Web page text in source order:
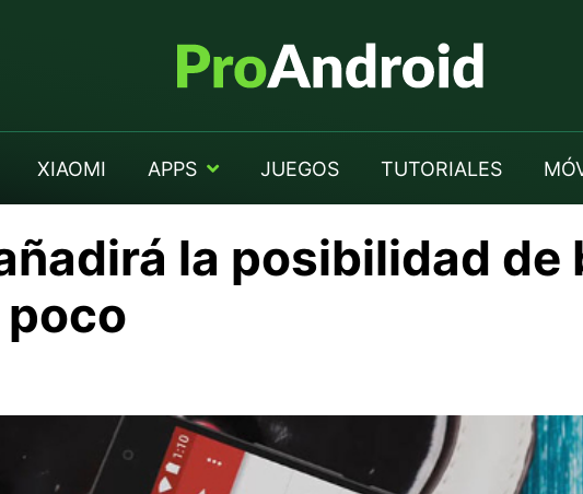
XIAOMI APPS JUEGOS TUTORIALES
la posibilidad de